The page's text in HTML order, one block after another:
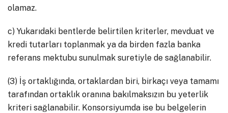
olamaz.
c) Yukarıdaki bentlerde belirtilen kriterler, mevduat ve
kredi tutarları toplanmak ya da birden fazla banka
referans mektubu sunulmak suretiyle de sağlanabilir.
(3) İş ortaklığında, ortaklardan biri, birkaçı veya tamamı
tarafından ortaklık oranına bakılmaksızın bu yeterlik
kriteri sağlanabilir. Konsorsiyumda ise bu belgelerin